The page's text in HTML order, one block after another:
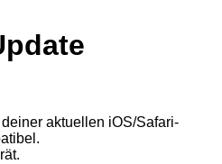
aktuellen iOS/Safari-